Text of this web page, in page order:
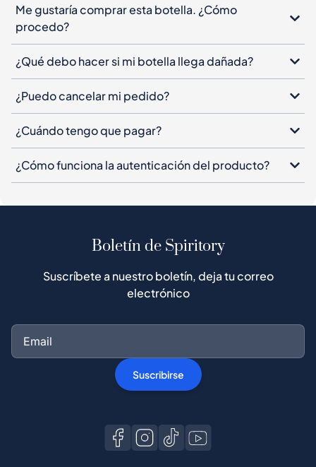
Me gustaría comprar esta botella. ¿Cómo
procedo?
¿Qué debo hacer si mi botella llega dañada?
¿Puedo cancelar mi pedido?
¿Cuándo tengo que pagar?
¿Cómo funciona la autenticación del producto?
Boletín de Spiritory
Suscríbete a nuestro boletín, deja tu correo
electrónico
Suscribirse